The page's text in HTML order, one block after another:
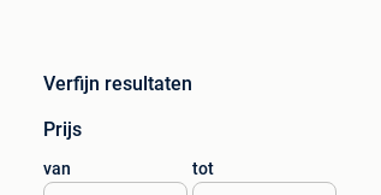
Verfijn resultaten
Prijs
van tot